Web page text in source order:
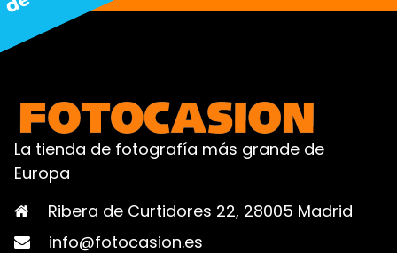
La tienda de fotografía más grande de
Europa
Ribera de Curtidores 22, 28005 Madrid
info@fotocasion.es